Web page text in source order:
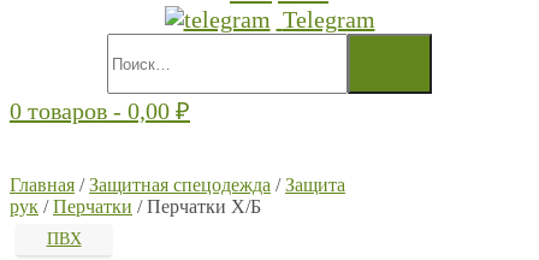
Telegram
0 товаров - 0,00 ₽
Главная /Защитная спецодежда /Защита
рук /Перчатки / Перчатки Х/Б
ПВХ